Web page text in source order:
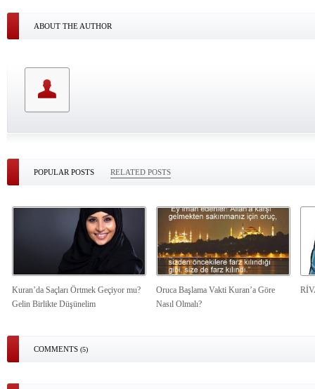
ABOUT THE AUTHOR
POPULAR POSTS RELATED POSTS
Kuran’da Saçları Örtmek Geçiyor mu?
Gelin Birlikte Düşünelim
Oruca Başlama Vakti Kuran’a Göre
Nasıl Olmalı?
COMMENTS (5)